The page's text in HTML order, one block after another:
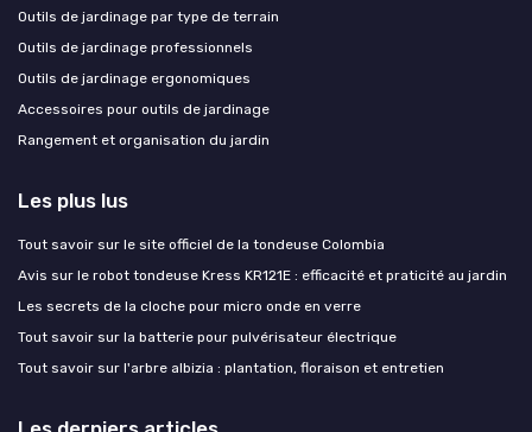
Outils de jardinage par type de terrain
Outils de jardinage professionnels
Outils de jardinage ergonomiques
Accessoires pour outils de jardinage
Rangement et organisation du jardin
Les plus lus
Tout savoir sur le site officiel de la tondeuse Colombia
Avis sur le robot tondeuse Kress KR121E : efficacité et praticité au jardin
Les secrets de la cloche pour micro onde en verre
Tout savoir sur la batterie pour pulvérisateur électrique
Tout savoir sur l'arbre albizia : plantation, floraison et entretien